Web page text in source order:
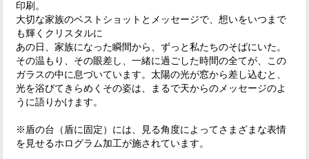
印刷。
大切な家族のベストショットとメッセージで、想いをいつまで
も輝くクリスタルに
あの日、家族になった瞬間から、ずっと私たちのそばにいた。
その温もり、その眼差し、一緒に過ごした時間の全てが、この
ガラスの中に息づいています。太陽の光が窓から差し込むと、
光を浴びてきらめくその姿は、まるで天からのメッセージのよ
うに語りかけます。
※盾の台（盾に固定）には、見る角度によってさまざまな表情
を見せるホログラム加工が施されています。